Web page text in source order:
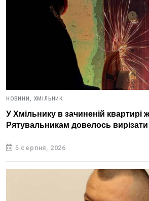
НОВИНИ, ХМІЛЬНИК
У Хмільнику в зачиненій квартирі
Рятувальникам довелось вирізати
5 серпня, 2026